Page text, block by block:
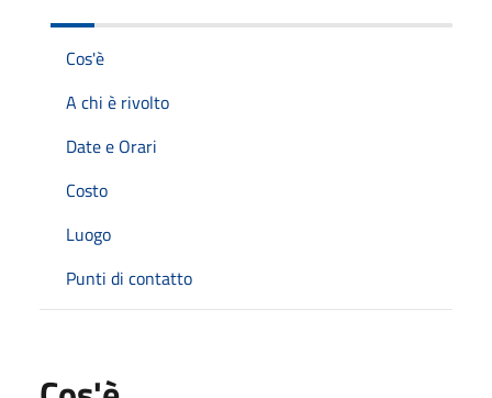
Cos'è
A chi è rivolto
Date e Orari
Costo
Luogo
Punti di contatto